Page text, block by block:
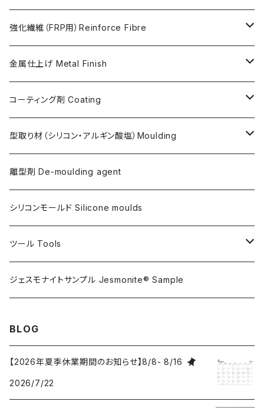
Softener for AC730 (粘度低下剤)
日本製Pigments
強化繊維（FRP用）Reinforce Fibre
ガラス繊維 AC100用
ガラス繊維 AC730用
天然繊維 AC100/AC730共用
金属仕上げ Metal Finish
Metal Filler (AC100用金属粉)・鉄粉
Flex Metal (AC730ベースの金属粉入り主材)
金属仕上げ副資材
コーティング剤 Coating
アクリリックシーラーAC100用
AQSコートAC100用
フレキシガードシーラーAC730用
ステインプルーフコートAC100/AC730両用
型取り材（シリコン・アルギン酸塩）Moulding
シリコン
アルギン酸塩（アルジネート）
離型剤 De-moulding agent
シリコンモールド Silicone moulds
ツール Tools
攪拌ブレード Mixing blade
カップ Cup
ジェスモナイトサンプル Jesmonite® Sample
BLOG
【2026年夏季休業期間のお知らせ】8/8- 8/16
2026/7/22